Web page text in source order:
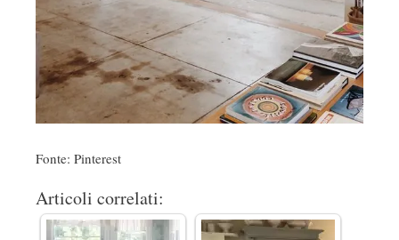
Fonte: Pinterest
Articoli correlati: